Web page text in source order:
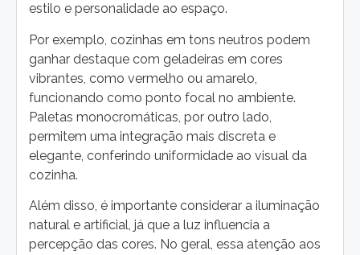
estilo e personalidade ao espaço.
Por exemplo, cozinhas em tons neutros podem
ganhar destaque com geladeiras em cores
vibrantes, como vermelho ou amarelo,
funcionando como ponto focal no ambiente.
Paletas monocromáticas, por outro lado,
permitem uma integração mais discreta e
elegante, conferindo uniformidade ao visual da
cozinha.
Além disso, é importante considerar a iluminação
natural e artificial, já que a luz influencia a
percepção das cores. No geral, essa atenção aos